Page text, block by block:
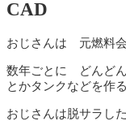
CAD
おじさんは 元燃料会
数年ごとに どんどん
とかタンクなどを作
おじさんは脱サラし